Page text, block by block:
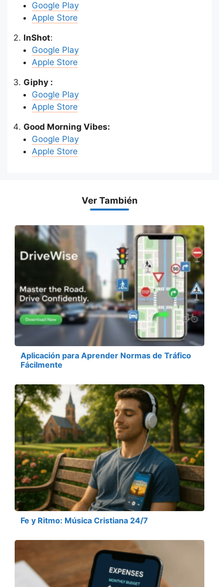
Google Play
Apple Store
InShot:
Google Play
Apple Store
Giphy:
Google Play
Apple Store
Good Morning Vibes:
Google Play
Apple Store
Ver También
Aplicación para Aprender Normas de Tráfico
Fácilmente
Fe y Ritmo: Música Cristiana 24/7